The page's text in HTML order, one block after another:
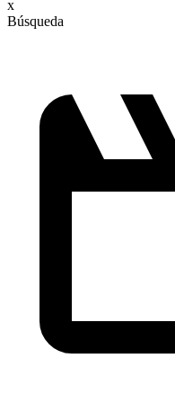
x
Búsqueda